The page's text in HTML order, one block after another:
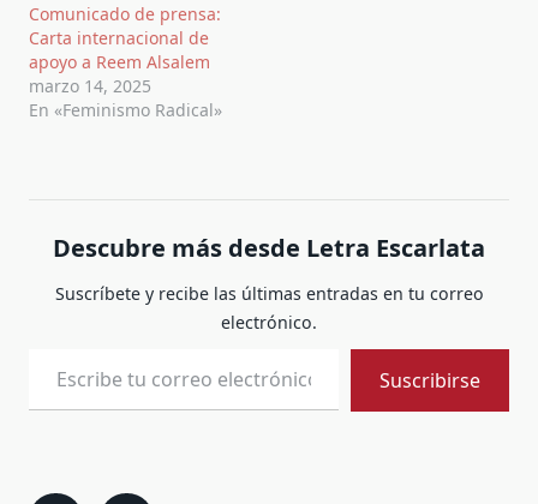
Comunicado de prensa:
Carta internacional de
apoyo a Reem Alsalem
marzo 14, 2025
En «Feminismo Radical»
Descubre más desde Letra Escarlata
Suscríbete y recibe las últimas entradas en tu correo
electrónico.
Suscribirse